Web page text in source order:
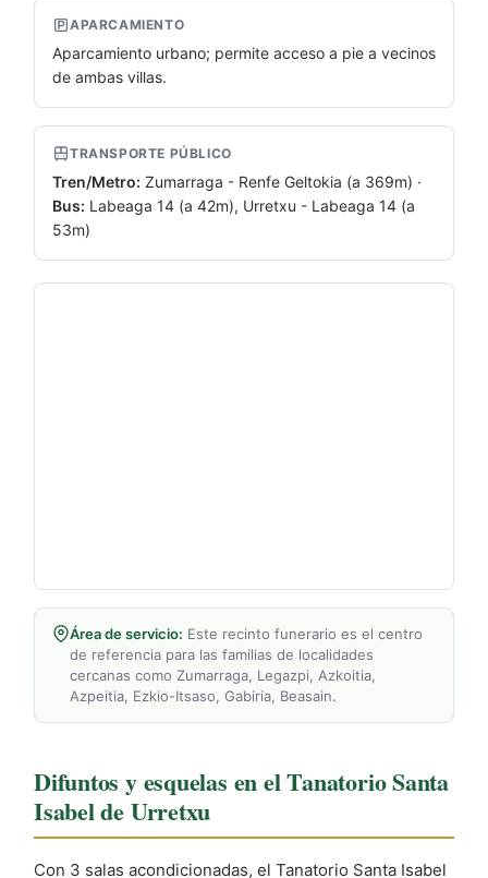
APARCAMIENTO
Aparcamiento urbano; permite acceso a pie a vecinos
de ambas villas.
TRANSPORTE PÚBLICO
Tren/Metro: Zumarraga - Renfe Geltokia (a 369m) ·
Bus: Labeaga 14 (a 42m), Urretxu - Labeaga 14 (a
53m)
Área de servicio: Este recinto funerario es el centro
de referencia para las familias de localidades
cercanas como Zumarraga, Legazpi, Azkoitia,
Azpeitia, Ezkio-Itsaso, Gabiria, Beasain.
Difuntos y esquelas en el Tanatorio Santa
Isabel de Urretxu
Con 3 salas acondicionadas, el Tanatorio Santa Isabel